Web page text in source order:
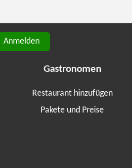
Anmelden
Gastronomen
Restaurant hinzufügen
Pakete und Preise